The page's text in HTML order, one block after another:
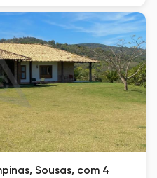
Sousas, com 4